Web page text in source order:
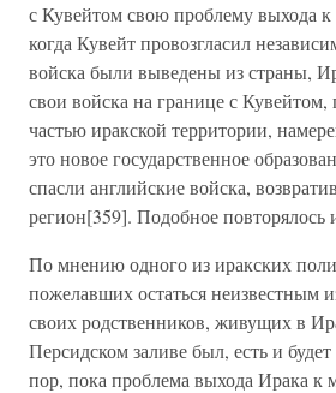
с Кувейтом свою проблему выхода
когда Кувейт провозгласил
войска были выведены из страны,
свои войска на границе с Кувейтом,
частью иракской территории,
это новое государственное
спасли английские войска,
регион[359]. Подобное повторялось
По мнению одного из иракских
пожелавших остаться неизвестным
своих родственников, живущих в
Персидском заливе был, есть и
пор, пока проблема выхода Ирака к